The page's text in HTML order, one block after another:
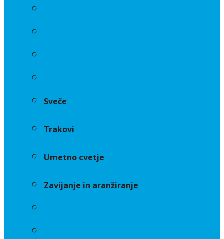
Sveče
Trakovi
Umetno cvetje
Zavijanje in aranžiranje